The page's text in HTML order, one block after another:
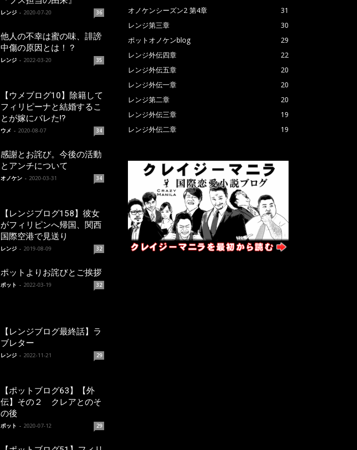
レンジ - 2020-07-20 36
他人の不幸は蜜の味、誹謗
中傷の原因とは！？
レンジ - 2022-03-20 35
【ウメブログ10】除籍して
フィリピーナと結婚するこ
とが嫁にバレた!?
ウメ - 2020-08-07 34
感謝とお詫び。今後の活動
とアンチについて
オノケン - 2020-03-31 34
【レンジブログ158】彼女
がフィリピンへ帰国、関西
国際空港で見送り
レンジ - 2019-08-09 32
ポットよりお詫びとご挨拶
ポット - 2022-03-19 32
【レンジブログ最終話】ラ
ブレター
レンジ - 2022-11-21 29
【ポットブログ63】【外
伝】その２ クレアとのそ
の後
ポット - 2020-07-12 29
オノケンシーズン2 第4章
31
レンジ第三章
30
ポットオノケンblog
29
レンジ外伝四章
22
レンジ外伝五章
20
レンジ外伝一章
20
レンジ第二章
20
レンジ外伝三章
19
レンジ外伝二章
19